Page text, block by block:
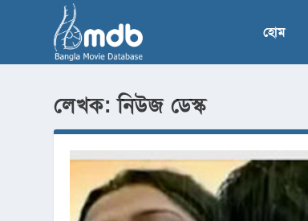
হোম
লেখক:নিউজ ডেস্ক